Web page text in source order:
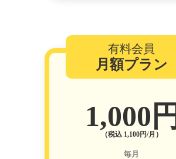
有料会員
月額プラン
1,000円
（税込 1,100円/月）
毎月